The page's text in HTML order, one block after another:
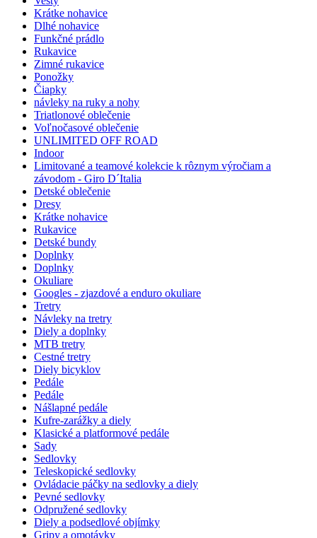
Krátke nohavice
Dlhé nohavice
Funkčné prádlo
Rukavice
Zimné rukavice
Ponožky
Čiapky
návleky na ruky a nohy
Triatlonové oblečenie
Voľnočasové oblečenie
UNLIMITED OFF ROAD
Indoor
Limitované a teamové kolekcie k rôznym výročiam a
závodom - Giro D´Italia
Detské oblečenie
Dresy
Krátke nohavice
Rukavice
Detské bundy
Doplnky
Doplnky
Okuliare
Googles - zjazdové a enduro okuliare
Tretry
Návleky na tretry
Diely a doplnky
MTB tretry
Cestné tretry
Diely bicyklov
Pedále
Pedále
Nášlapné pedále
Kufre-zarážky a diely
Klasické a platformové pedále
Sady
Sedlovky
Teleskopické sedlovky
Ovládacie páčky na sedlovky a diely
Pevné sedlovky
Odpružené sedlovky
Diely a podsedlové objímky
Gripy a omotávky